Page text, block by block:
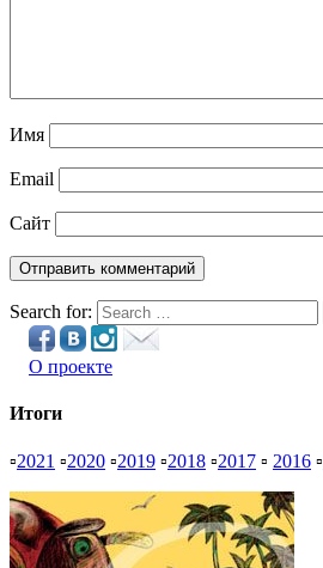
Имя
Email
Сайт
Search for:
О проекте
Итоги
▫2021 ▫2020 ▫2019 ▫2018 ▫2017 ▫ 2016 ▫